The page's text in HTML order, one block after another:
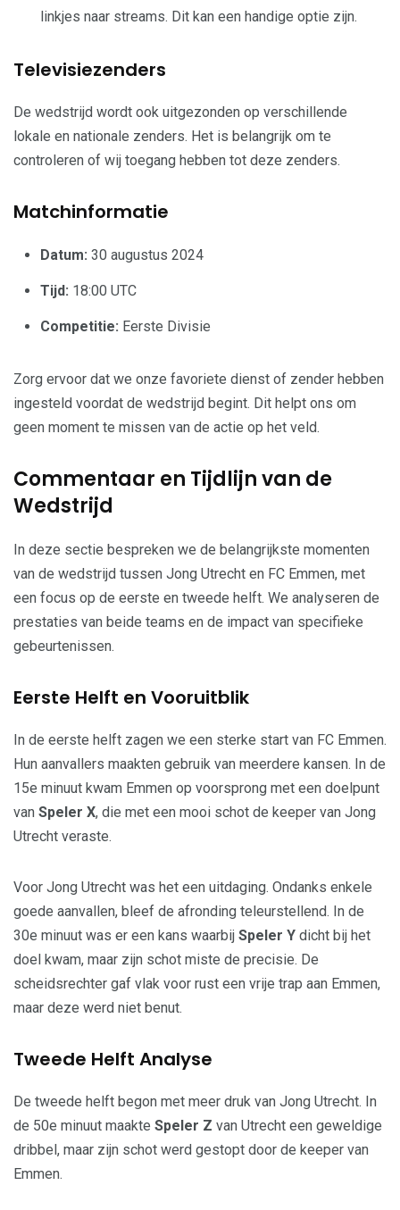
linkjes naar streams. Dit kan een handige optie zijn.
Televisiezenders
De wedstrijd wordt ook uitgezonden op verschillende
lokale en nationale zenders. Het is belangrijk om te
controleren of wij toegang hebben tot deze zenders.
Matchinformatie
Datum: 30 augustus 2024
Tijd: 18:00 UTC
Competitie: Eerste Divisie
Zorg ervoor dat we onze favoriete dienst of zender hebben
ingesteld voordat de wedstrijd begint. Dit helpt ons om
geen moment te missen van de actie op het veld.
Commentaar en Tijdlijn van de
Wedstrijd
In deze sectie bespreken we de belangrijkste momenten
van de wedstrijd tussen Jong Utrecht en FC Emmen, met
een focus op de eerste en tweede helft. We analyseren de
prestaties van beide teams en de impact van specifieke
gebeurtenissen.
Eerste Helft en Vooruitblik
In de eerste helft zagen we een sterke start van FC Emmen.
Hun aanvallers maakten gebruik van meerdere kansen. In de
15e minuut kwam Emmen op voorsprong met een doelpunt
van Speler X, die met een mooi schot de keeper van Jong
Utrecht veraste.
Voor Jong Utrecht was het een uitdaging. Ondanks enkele
goede aanvallen, bleef de afronding teleurstellend. In de
30e minuut was er een kans waarbij Speler Y dicht bij het
doel kwam, maar zijn schot miste de precisie. De
scheidsrechter gaf vlak voor rust een vrije trap aan Emmen,
maar deze werd niet benut.
Tweede Helft Analyse
De tweede helft begon met meer druk van Jong Utrecht. In
de 50e minuut maakte Speler Z van Utrecht een geweldige
dribbel, maar zijn schot werd gestopt door de keeper van
Emmen.